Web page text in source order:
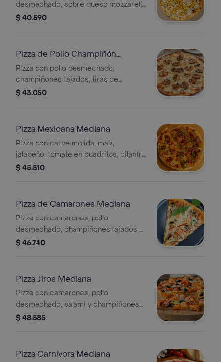
desmechado, sobre queso mozzarella
de la casa.
$ 40.590
Pizza de Pollo Champiñón
Mediana
Pizza con pollo desmechado,
champiñones tajados, tiras de
tocineta y queso mozzarella.
$ 43.050
Pizza Mexicana Mediana
Pizza con carne molida, maíz,
jalapeño, tomate en cuadritos, cilantro
y choclitos.
$ 45.510
Pizza de Camarones Mediana
Pizza con camarones, pollo
desmechado, champiñones tajados y
queso mozzarella.
$ 46.740
Pizza Jiros Mediana
Pizza con camarones, pollo
desmechado, salami y champiñones
tajados, sobre queso mozzarella de la
$ 48.585
Pizza Carnívora Mediana